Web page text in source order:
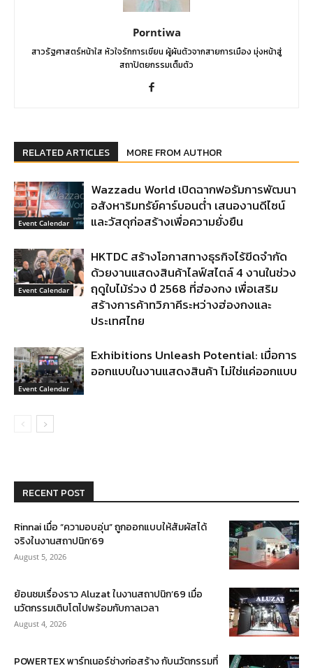
Porntiwa
สาวรัฐศาสตร์หน้าใส หัวใจรักการเขียน ผู้ผันตัวจากสายการเมือง มุ่งหน้าสู่
สถาปัตยกรรมเต็มตัว
RELATED ARTICLES MORE FROM AUTHOR
Event Calendar
Wazzadu World เปิดฉากฟอรัมการพัฒนา
อสังหาริมทรัย์คาร์บอนต่ำ เสนองานดีไซน์
และวัสดุก่อสร้างเพื่อความยั่งยืน
Event Calendar
HKTDC สร้างโอกาสทางธุรกิจไร้ขีดจำกัด
ด้วยงานแสดงสินค้าไลฟ์สไตล์ 4 งานในช่วง
ฤดูใบไม้ร่วง ปี 2568 ที่ฮ่องกง เพื่อเสริม
สร้างการค้าทวิภาคีระหว่างฮ่องกงและ
ประเทศไทย
Event Calendar
Exhibitions Unleash Potential: เมื่อการ
ออกแบบในงานแสดงสินค้า ไม่ใช่แค่ออกแบบ
RECENT POST
Rinnai เมื่อ “ความอบอุ่น” ถูกออกแบบให้สัมผัสได้
จริงในงานสถาปนิก’69
August 5, 2026
ย้อนชมเรื่องราว Aluzat ในงานสถาปนิก’69 เมื่อ
นวัตกรรมเติบโตไปพร้อมกับกาลเวลา
August 4, 2026
POWERTEX พาร์ทเนอร์ช่างก่อสร้าง กับนวัตกรรมที่